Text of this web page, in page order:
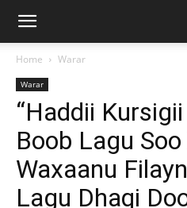
Home Warar
Warar
“Haddii
Boob Lagu
Waxaanu
Lagu Dhaqi